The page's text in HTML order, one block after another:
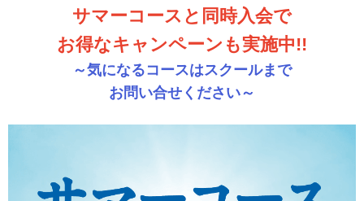
サマーコースと同時入会で
お得なキャンペーンも実施中!!
～気になるコースはスクールまで
お問い合せください～